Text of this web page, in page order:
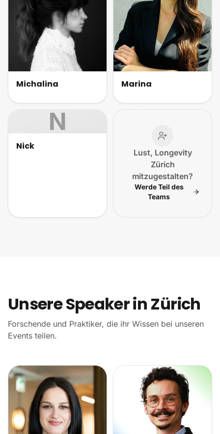
Michalina Marina
N
Nick
Lust, Longevity
Zürich
mitzugestalten?
Werde Teil des
Teams
Unsere Speaker in Zürich
Forschende und Praktiker, die ihr Wissen bei unseren
Events teilen.